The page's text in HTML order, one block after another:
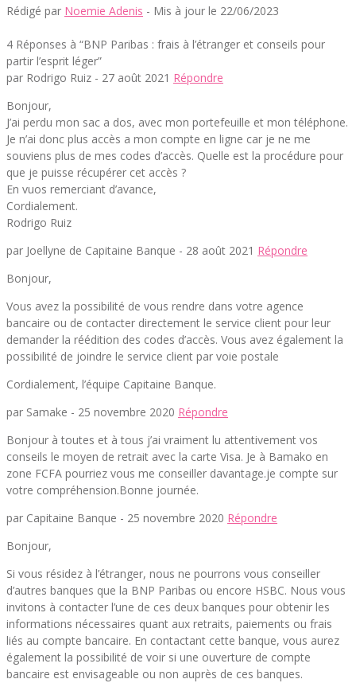
Rédigé par Noemie Adenis - Mis à jour le 22/06/2023
4 Réponses à “BNP Paribas : frais à l’étranger et conseils pour
partir l’esprit léger”
par Rodrigo Ruiz - 27 août 2021 Répondre
Bonjour,
J’ai perdu mon sac a dos, avec mon portefeuille et mon téléphone.
Je n’ai donc plus accès a mon compte en ligne car je ne me
souviens plus de mes codes d’accès. Quelle est la procédure pour
que je puisse récupérer cet accès ?
En vuos remerciant d’avance,
Cordialement.
Rodrigo Ruiz
par Joellyne de Capitaine Banque - 28 août 2021 Répondre
Bonjour,
Vous avez la possibilité de vous rendre dans votre agence
bancaire ou de contacter directement le service client pour leur
demander la réédition des codes d’accès. Vous avez également la
possibilité de joindre le service client par voie postale
Cordialement, l’équipe Capitaine Banque.
par Samake - 25 novembre 2020 Répondre
Bonjour à toutes et à tous j’ai vraiment lu attentivement vos
conseils le moyen de retrait avec la carte Visa. Je à Bamako en
zone FCFA pourriez vous me conseiller davantage.je compte sur
votre compréhension.Bonne journée.
par Capitaine Banque - 25 novembre 2020 Répondre
Bonjour,
Si vous résidez à l’étranger, nous ne pourrons vous conseiller
d’autres banques que la BNP Paribas ou encore HSBC. Nous vous
invitons à contacter l’une de ces deux banques pour obtenir les
informations nécessaires quant aux retraits, paiements ou frais
liés au compte bancaire. En contactant cette banque, vous aurez
également la possibilité de voir si une ouverture de compte
bancaire est envisageable ou non auprès de ces banques.